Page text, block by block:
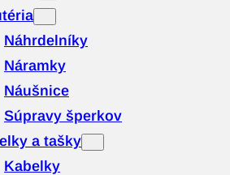
Náhrdelníky
Náramky
Náušnice
Súpravy šperkov
a tašky
Kabelky